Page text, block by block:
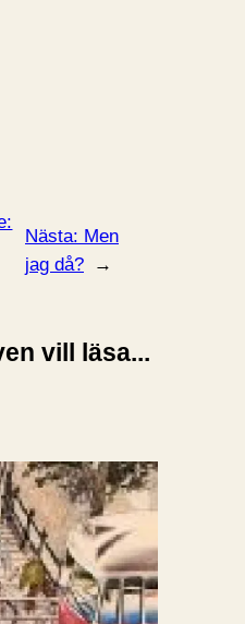
Nästa: Men
jag då?
→
vill läsa...